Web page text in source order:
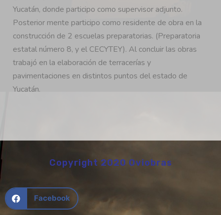
Yucatán, donde participo como supervisor adjunto.
Posterior mente participo como residente de obra en la
construcción de 2 escuelas preparatorias. (Preparatoria
estatal número 8, y el CECYTEY). Al concluir las obras
trabajó en la elaboración de terracerías y
pavimentaciones en distintos puntos del estado de
Yucatán.
Copyright 2020 Oviobras
Facebook